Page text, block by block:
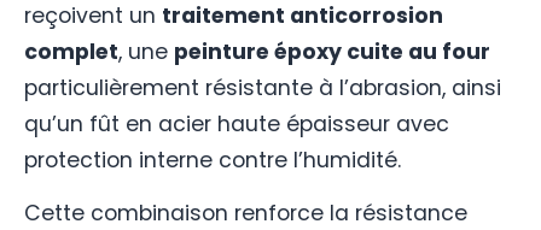
reçoivent un traitement anticorrosion
complet, une peinture époxy cuite au four
particulièrement résistante à l’abrasion, ainsi
qu’un fût en acier haute épaisseur avec
protection interne contre l’humidité.
Cette combinaison renforce la résistance